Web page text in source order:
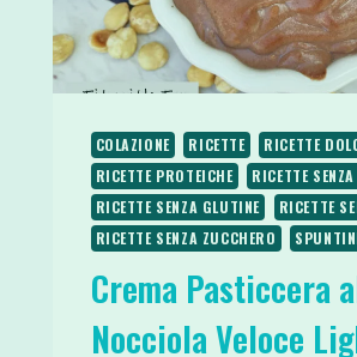
COLAZIONE RICETTE
RICETTE
RICETTE PROTEICHE
RICETTE
RICETTE SENZA GLUTINE
RICETTE
RICETTE SENZA ZUCCHERO
Crema Pasticcera
Nocciola Veloce